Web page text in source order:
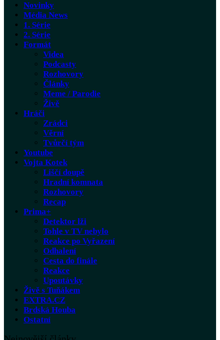
Novinky
Média News
1. Série
2. Série
Formát
Videa
Podcasty
Rozhovory
Články
Meme / Parodie
Živě
Hráči
Zrádci
Věrní
Tvůrčí tým
Youtube
Vojta Kotek
Liščí doupě
Hradní komnata
Rozhovory
Recap
Prima+
Detektor lži
Tohle v TV nebylo
Reakce po Vyřazení
Odhalení
Cesta do finále
Reakce
Upoutávky
Živě s Tuňákem
EXTRA.CZ
Brdská Houba
Ostatní